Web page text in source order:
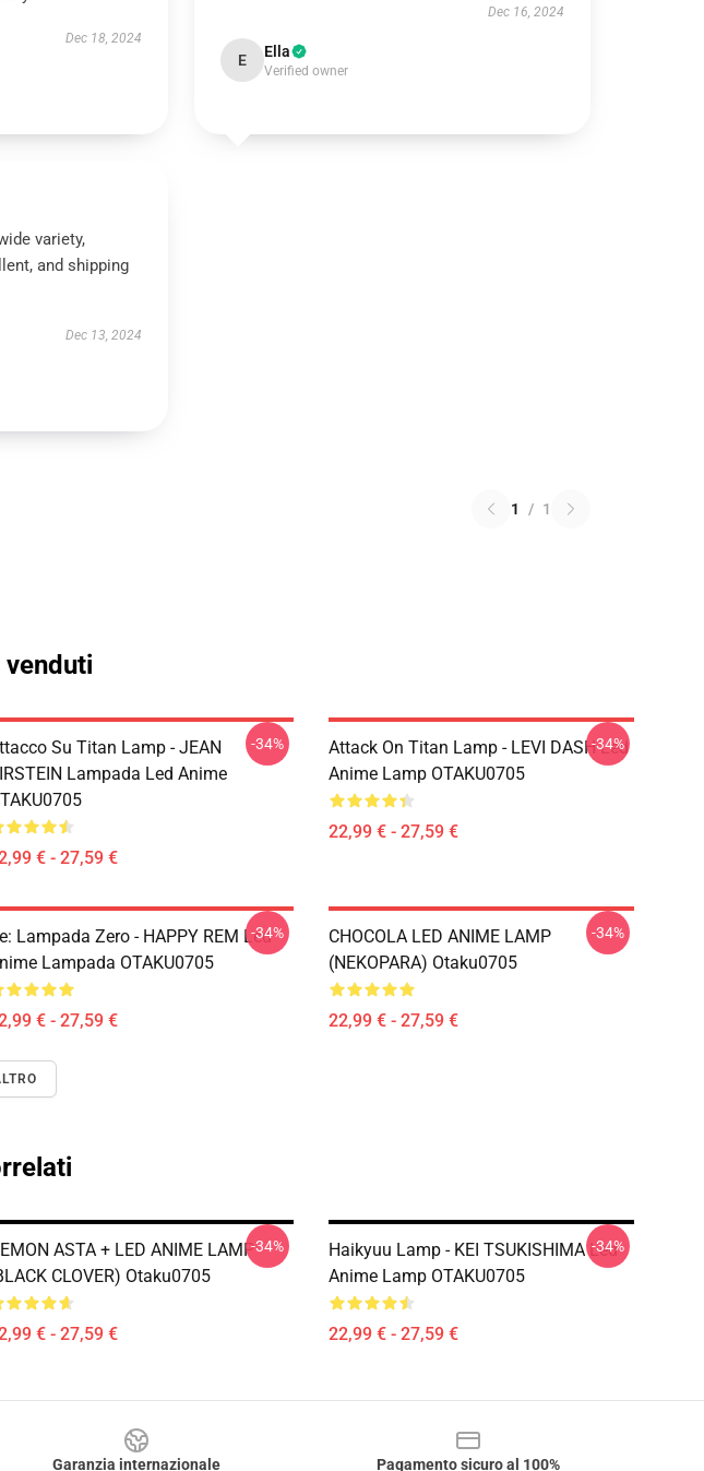
Dec 18, 2024
Dec 16, 2024
E Ella
Verified owner
variety,
and shipping
Dec 13, 2024
1 / 1
Su Titan Lamp - JEAN
Lampada Led Anime
€ - 27,59 €
-34%
Attack On Titan Lamp - LEVI DASH Led
Anime Lamp OTAKU0705
22,99 € - 27,59 €
-34%
Lampada Zero - HAPPY REM Led
Lampada OTAKU0705
€ - 27,59 €
-34%
CHOCOLA LED ANIME LAMP
(NEKOPARA) Otaku0705
22,99 € - 27,59 €
-34%
ASTA + LED ANIME LAMP
CLOVER) Otaku0705
€ - 27,59 €
-34%
Haikyuu Lamp - KEI TSUKISHIMA Led
Anime Lamp OTAKU0705
22,99 € - 27,59 €
-34%
Garanzia internazionale Pagamento sicuro al 100%